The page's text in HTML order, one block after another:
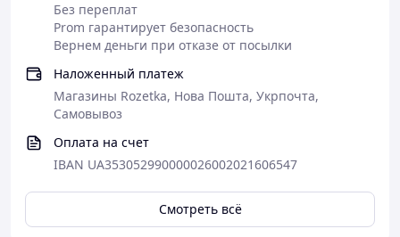
Без переплат
Prom гарантирует безопасность
Вернем деньги при отказе от посылки
Наложенный платеж
Магазины Rozetka, Нова Пошта, Укрпочта,
Самовывоз
Оплата на счет
IBAN UA353052990000026002021606547
Смотреть всё